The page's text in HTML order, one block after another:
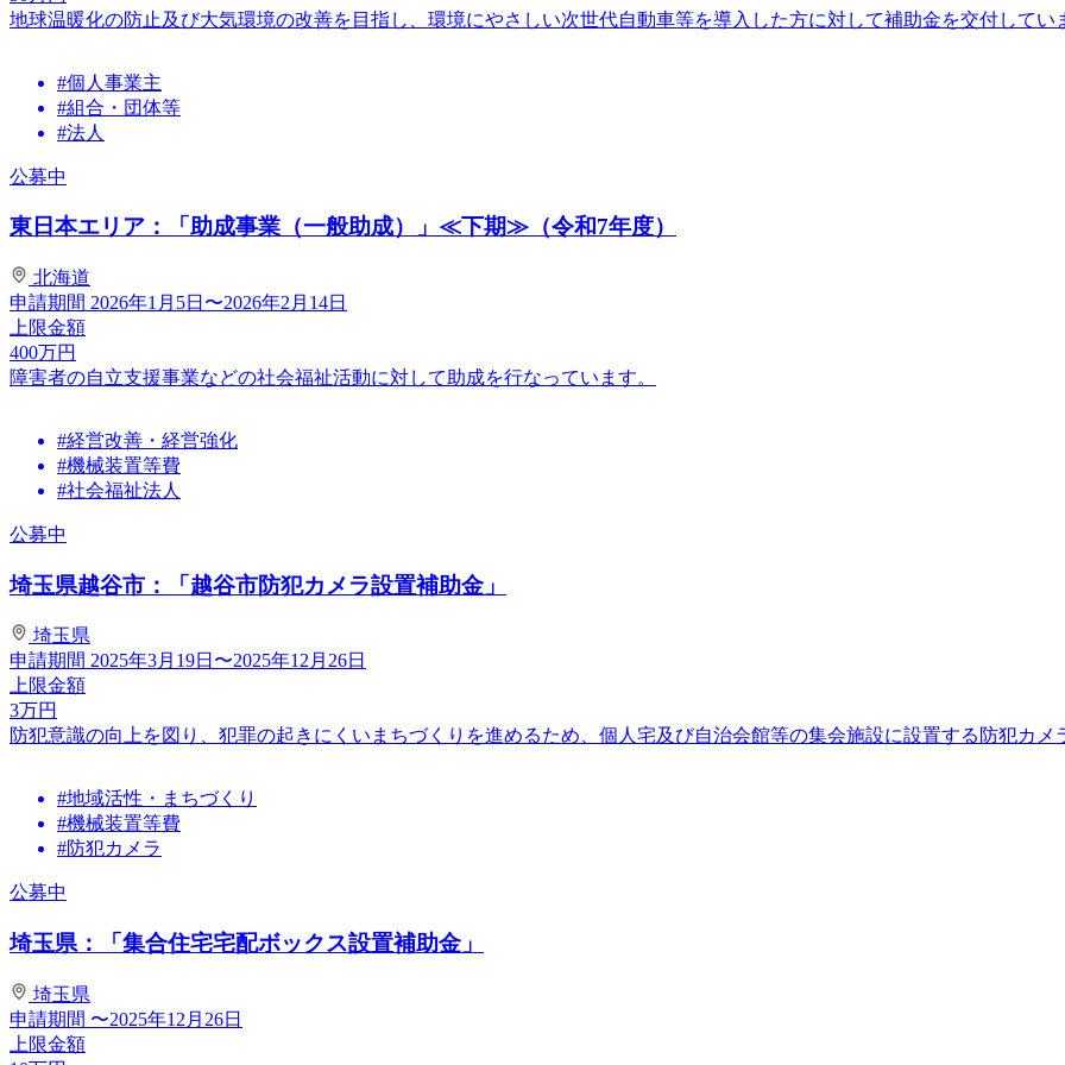
地球温暖化の防止及び大気環境の改善を目指し、環境にやさしい次世代自動車等を導入した方に対して補助金を交付してい
#個人事業主
#組合・団体等
#法人
公募中
東日本エリア：「助成事業（一般助成）」≪下期≫（令和7年度）
北海道
申請期間 2026年1月5日〜2026年2月14日
上限金額
400万円
障害者の自立支援事業などの社会福祉活動に対して助成を行なっています。
#経営改善・経営強化
#機械装置等費
#社会福祉法人
公募中
埼玉県越谷市：「越谷市防犯カメラ設置補助金」
埼玉県
申請期間 2025年3月19日〜2025年12月26日
上限金額
3万円
防犯意識の向上を図り、犯罪の起きにくいまちづくりを進めるため、個人宅及び自治会館等の集会施設に設置する防犯カ
#地域活性・まちづくり
#機械装置等費
#防犯カメラ
公募中
埼玉県：「集合住宅宅配ボックス設置補助金」
埼玉県
申請期間 〜2025年12月26日
上限金額